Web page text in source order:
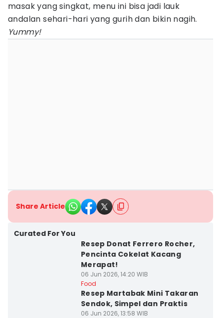
masak yang singkat, menu ini bisa jadi lauk
andalan sehari-hari yang gurih dan bikin nagih.
Yummy!
Share Article
Curated For You
Resep Donat Ferrero Rocher,
Pencinta Cokelat Kacang
Merapat!
06 Jun 2026, 14:20 WIB
Food
Resep Martabak Mini Takaran
Sendok, Simpel dan Praktis
06 Jun 2026, 13:58 WIB